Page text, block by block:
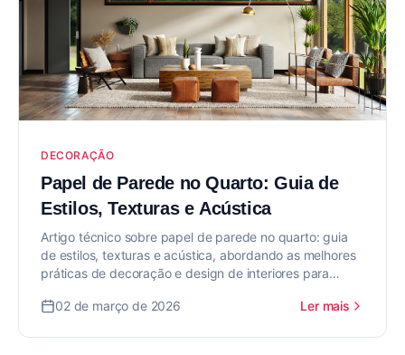
DECORAÇÃO
Papel de Parede no Quarto: Guia de
Estilos, Texturas e Acústica
Artigo técnico sobre papel de parede no quarto: guia
de estilos, texturas e acústica, abordando as melhores
práticas de decoração e design de interiores para
02 de março de 2026
Ler mais